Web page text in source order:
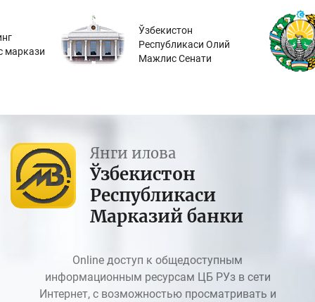
маркази
Ўзбекистон
Республикаси Олий
Мажлис Сенати
Янги илова
Ўзбекистон
Республикаси
Марказий банки
Online доступ к общедоступным
информационным ресурсам ЦБ РУз в сети
Интернет, с возможностью просматривать и